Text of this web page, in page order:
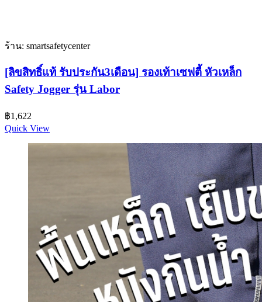
ร้าน: smartsafetycenter
[ลิขสิทธิ์แท้ รับประกัน3เดือน] รองเท้าเซฟตี้ หัวเหล็ก
Safety Jogger รุ่น Labor
฿1,622
Quick View